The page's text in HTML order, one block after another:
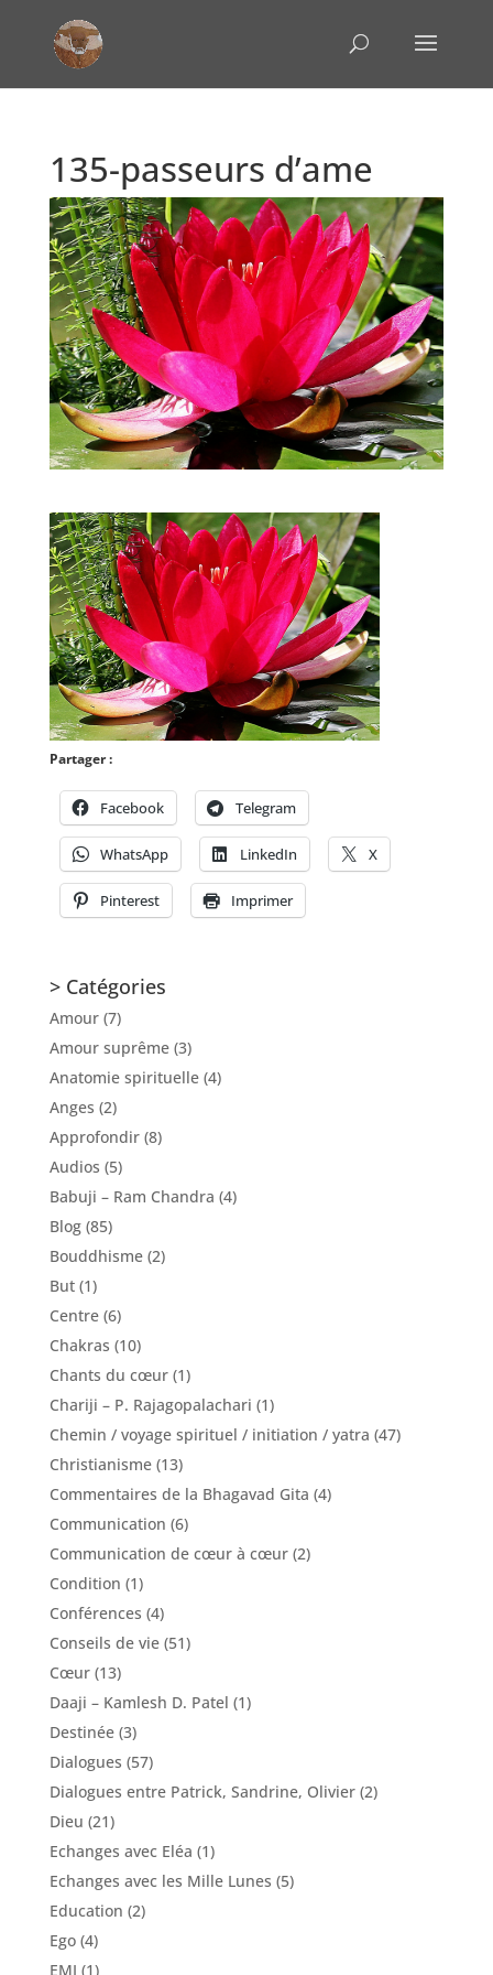
135-passeurs d’ame
Partager :
Facebook Telegram
WhatsApp LinkedIn X
Pinterest Imprimer
> Catégories
Amour(7)
Amour suprême(3)
Anatomie spirituelle(4)
Anges (2)
Approfondir(8)
Audios (5)
Babuji – Ram Chandra (4)
Blog(85)
Bouddhisme(2)
But(1)
Centre(6)
Chakras (10)
Chants du cœur(1)
Chariji – P. Rajagopalachari (1)
Chemin / voyage spirituel / initiation / yatra (47)
Christianisme(13)
Commentaires de la Bhagavad Gita (4)
Communication (6)
Communication de cœur à cœur(2)
Condition (1)
Conférences (4)
Conseils de vie(51)
Cœur(13)
Daaji – Kamlesh D. Patel (1)
Destinée(3)
Dialogues (57)
Dialogues entre Patrick, Sandrine, Olivier(2)
Dieu (21)
Echanges avec Eléa (1)
Echanges avec les Mille Lunes (5)
Education (2)
Ego(4)
EMI (1)